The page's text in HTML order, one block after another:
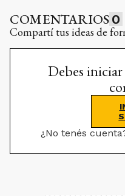
COMENTARIOS 0
Compartí tus ideas de
Debes
¿No tenés